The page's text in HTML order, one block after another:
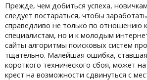
Прежде, чем добиться успеха,
следует постараться, чтобы
справедливо не только по отношению
специалистам, но и к молодым
сайты алгоритмы поисковых систем
тщательно. Малейшая ошибка,
короткого технического сбоя, может
крест на возможности сдвинуться с